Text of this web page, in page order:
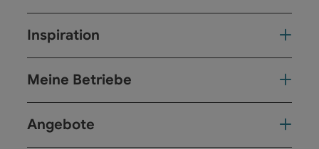
Inspiration
Meine Betriebe
Angebote